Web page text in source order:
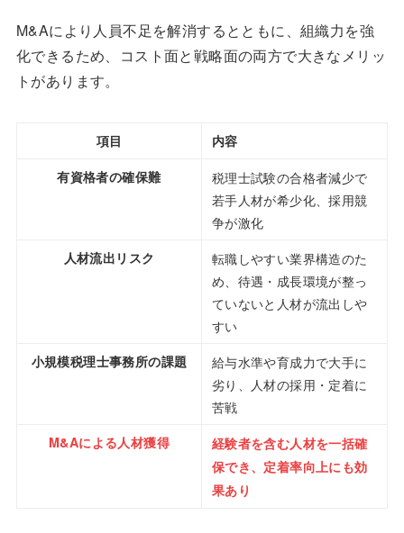
M&Aにより人員不足を解消するとともに、組織力を強
化できるため、コスト面と戦略面の両方で大きなメリッ
トがあります。
項目
内容
有資格者の確保難
税理士試験の合格者減少で
若手人材が希少化、採用競
争が激化
人材流出リスク
転職しやすい業界構造のた
め、待遇・成長環境が整っ
ていないと人材が流出しや
すい
小規模税理士事務所の課題
給与水準や育成力で大手に
劣り、人材の採用・定着に
苦戦
M&Aによる人材獲得
経験者を含む人材を一括確
保でき、定着率向上にも効
果あり